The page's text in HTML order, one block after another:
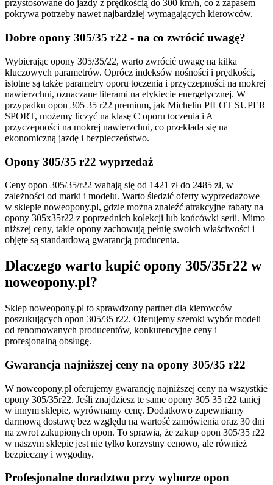
przystosowane do jazdy z prędkością do 300 km/h, co z zapasem
pokrywa potrzeby nawet najbardziej wymagających kierowców.
Dobre opony 305/35 r22 - na co zwrócić uwagę?
Wybierając opony 305/35/22, warto zwrócić uwagę na kilka
kluczowych parametrów. Oprócz indeksów nośności i prędkości,
istotne są także parametry oporu toczenia i przyczepności na mokrej
nawierzchni, oznaczane literami na etykiecie energetycznej. W
przypadku opon 305 35 r22 premium, jak Michelin PILOT SUPER
SPORT, możemy liczyć na klasę C oporu toczenia i A
przyczepności na mokrej nawierzchni, co przekłada się na
ekonomiczną jazdę i bezpieczeństwo.
Opony 305/35 r22 wyprzedaż
Ceny opon 305/35/r22 wahają się od 1421 zł do 2485 zł, w
zależności od marki i modelu. Warto śledzić oferty wyprzedażowe
w sklepie noweopony.pl, gdzie można znaleźć atrakcyjne rabaty na
opony 305x35r22 z poprzednich kolekcji lub końcówki serii. Mimo
niższej ceny, takie opony zachowują pełnię swoich właściwości i
objęte są standardową gwarancją producenta.
Dlaczego warto kupić opony 305/35r22 w
noweopony.pl?
Sklep noweopony.pl to sprawdzony partner dla kierowców
poszukujących opon 305/35 r22. Oferujemy szeroki wybór modeli
od renomowanych producentów, konkurencyjne ceny i
profesjonalną obsługę.
Gwarancja najniższej ceny na opony 305/35 r22
W noweopony.pl oferujemy gwarancję najniższej ceny na wszystkie
opony 305/35r22. Jeśli znajdziesz te same opony 305 35 r22 taniej
w innym sklepie, wyrównamy cenę. Dodatkowo zapewniamy
darmową dostawę bez względu na wartość zamówienia oraz 30 dni
na zwrot zakupionych opon. To sprawia, że zakup opon 305/35 r22
w naszym sklepie jest nie tylko korzystny cenowo, ale również
bezpieczny i wygodny.
Profesjonalne doradztwo przy wyborze opon